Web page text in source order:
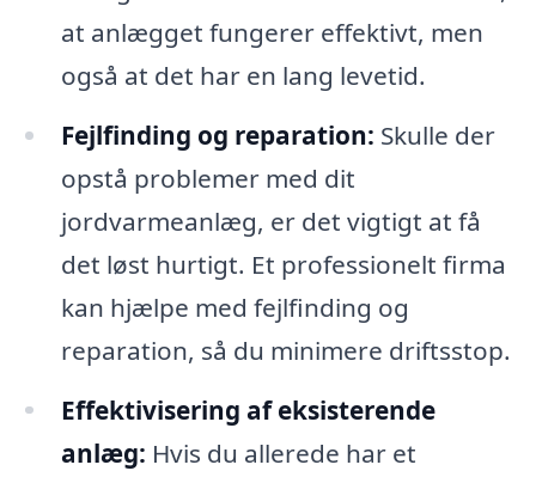
at anlægget fungerer effektivt, men
også at det har en lang levetid.
Fejlfinding og reparation: Skulle der
opstå problemer med dit
jordvarmeanlæg, er det vigtigt at få
det løst hurtigt. Et professionelt firma
kan hjælpe med fejlfinding og
reparation, så du minimere driftsstop.
Effektivisering af eksisterende
anlæg: Hvis du allerede har et